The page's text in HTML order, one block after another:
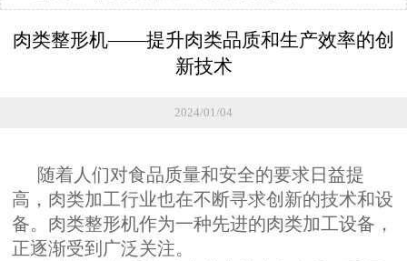
肉类整形机——提升肉类品质和生产效率的创
新技术
2024/01/04
随着人们对食品质量和安全的要求日益提
高，肉类加工行业也在不断寻求创新的技术和设
备。肉类整形机作为一种先进的肉类加工设备，
正逐渐受到广泛关注。